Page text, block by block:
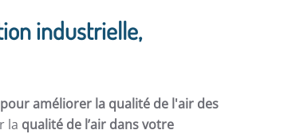
industrielle,
améliorer la qualité de l'air des
la qualité de l’air dans votre